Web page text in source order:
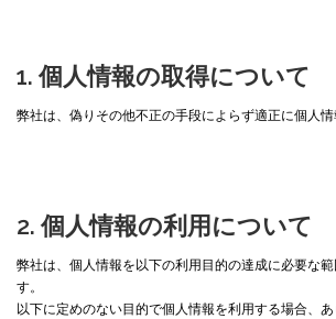
1. 個人情報の取得について
弊社は、偽りその他不正の手段によらず適正に個人情
2. 個人情報の利用について
弊社は、個人情報を以下の利用目的の達成に必要な
す。
以下に定めのない目的で個人情報を利用する場合、